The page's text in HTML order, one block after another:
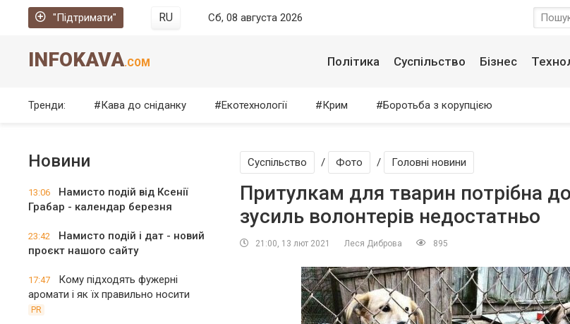
"Підтримати" RU Сб, 08 августа 2026
INFOKAVA.COM Політика Суспільство Бізнес
Тренди: Кава до сніданку Екотехнології Крим Боротьба з корупцією
Новини
13:06
Намисто подій від Ксенії
Грабар - календар березня
23:42
Намисто подій і дат - новий
проєкт нашого сайту
17:47
Кому підходять фужерні
аромати і як їх правильно носити
PR
Суспільство / Фото / Головні новини
Притулкам для тварин потрібна
зусиль волонтерів недостатньо
21:00, 13 лют 2021 Леся Диброва 895